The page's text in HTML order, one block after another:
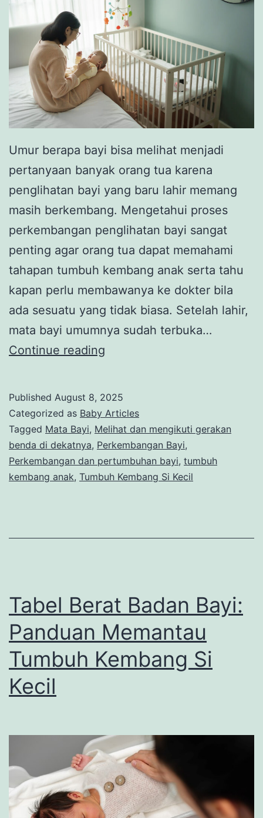
Umur berapa bayi bisa melihat menjadi
pertanyaan banyak orang tua karena
penglihatan bayi yang baru lahir memang
masih berkembang. Mengetahui proses
perkembangan penglihatan bayi sangat
penting agar orang tua dapat memahami
tahapan tumbuh kembang anak serta tahu
kapan perlu membawanya ke dokter bila
ada sesuatu yang tidak biasa. Setelah lahir,
mata bayi umumnya sudah terbuka…
Continue reading
Bisa
Melihat?
Yuk,
Intip
Published August 8, 2025
Categorized as Baby Articles
Tagged Mata Bayi, Melihat dan mengikuti gerakan
benda di dekatnya, Perkembangan Bayi,
Perkembangan dan pertumbuhan bayi, tumbuh
kembang anak, Tumbuh Kembang Si Kecil
Tabel Berat Badan Bayi:
Panduan Memantau
Tumbuh Kembang Si
Kecil